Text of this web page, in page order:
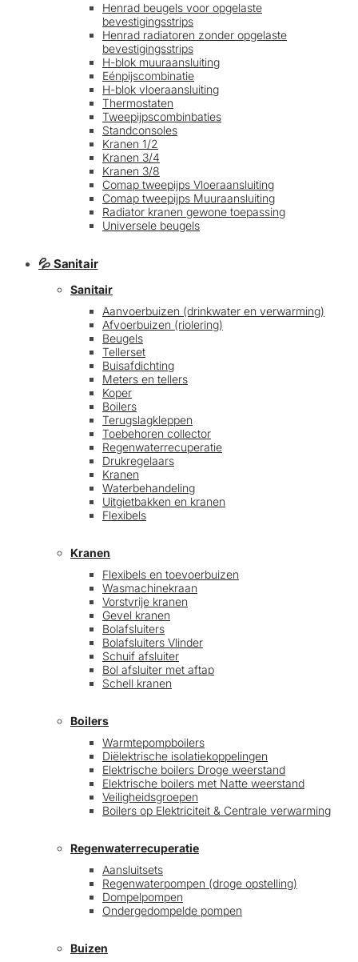
Henrad beugels voor opgelaste
bevestigingsstrips
Henrad radiatoren zonder opgelaste
bevestigingsstrips
H-blok muuraansluiting
Eénpijscombinatie
H-blok vloeraansluiting
Thermostaten
Tweepijpscombinbaties
Standconsoles
Kranen 1/2
Kranen 3/4
Kranen 3/8
Comap tweepijps Vloeraansluiting
Comap tweepijps Muuraansluiting
Radiator kranen gewone toepassing
Universele beugels
💦 Sanitair
Sanitair
Aanvoerbuizen (drinkwater en verwarming)
Afvoerbuizen (riolering)
Beugels
Tellerset
Buisafdichting
Meters en tellers
Koper
Boilers
Terugslagkleppen
Toebehoren collector
Regenwaterrecuperatie
Drukregelaars
Kranen
Waterbehandeling
Uitgietbakken en kranen
Flexibels
Kranen
Flexibels en toevoerbuizen
Wasmachinekraan
Vorstvrije kranen
Gevel kranen
Bolafsluiters
Bolafsluiters Vlinder
Schuif afsluiter
Bol afsluiter met aftap
Schell kranen
Boilers
Warmtepompboilers
Diëlektrische isolatiekoppelingen
Elektrische boilers Droge weerstand
Elektrische boilers met Natte weerstand
Veiligheidsgroepen
Boilers op Elektriciteit & Centrale verwarming
Regenwaterrecuperatie
Aansluitsets
Regenwaterpompen (droge opstelling)
Dompelpompen
Ondergedompelde pompen
Buizen